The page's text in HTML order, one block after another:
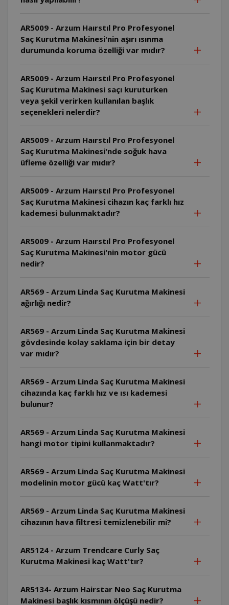
AR5009 - Arzum Haırstıl Pro Profesyonel
Saç Kurutma Makinesi'nin aşırı ısınma
durumunda koruma özelliği var mıdır?
AR5009 - Arzum Haırstıl Pro Profesyonel
Saç Kurutma Makinesi saçı kuruturken
veya şekil verirken kullanılan başlık
seçenekleri nelerdir?
AR5009 - Arzum Haırstıl Pro Profesyonel
Saç Kurutma Makinesi'nde soğuk hava
üfleme özelliği var mıdır?
AR5009 - Arzum Haırstıl Pro Profesyonel
Saç Kurutma Makinesi cihazın kaç farklı hız
kademesi bulunmaktadır?
AR5009 - Arzum Haırstıl Pro Profesyonel
Saç Kurutma Makinesi'nin motor gücü
nedir?
AR569 - Arzum Linda Saç Kurutma Makinesi
ağırlığı nedir?
AR569 - Arzum Linda Saç Kurutma Makinesi
gövdesinde kolay saklama için bir detay
var mıdır?
AR569 - Arzum Linda Saç Kurutma Makinesi
cihazında kaç farklı hız ve ısı kademesi
bulunur?
AR569 - Arzum Linda Saç Kurutma Makinesi
hangi motor tipini kullanmaktadır?
AR569 - Arzum Linda Saç Kurutma Makinesi
modelinin motor gücü kaç Watt'tır?
AR569 - Arzum Linda Saç Kurutma Makinesi
cihazının hava filtresi temizlenebilir mi?
AR5124 - Arzum Trendcare Curly Saç
Kurutma Makinesi kaç Watt'tır?
AR5134- Arzum Hairstar Neo Saç Kurutma
Makinesi başlık kısmının ölçüşü nedir?